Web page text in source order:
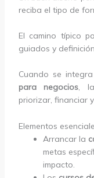
reciba el tipo de
El camino típico
guiados y
Cuando se
para negocios, la
priorizar, financiar
Elementos
Arrancar la
metas
impacto.